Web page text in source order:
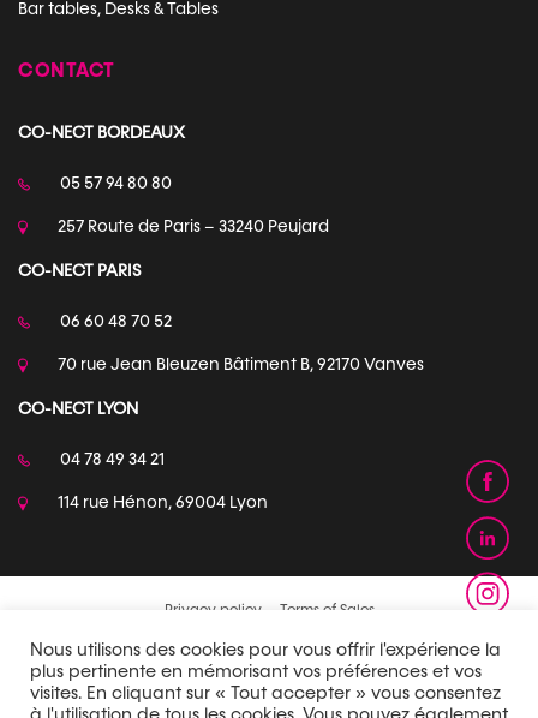
Bar tables, Desks & Tables
CONTACT
CO-NECT BORDEAUX
05 57 94 80 80
257 Route de Paris – 33240 Peujard
CO-NECT PARIS
06 60 48 70 52
70 rue Jean Bleuzen Bâtiment B, 92170 Vanves
CO-NECT LYON
04 78 49 34 21
114 rue Hénon, 69004 Lyon
Privacy policy Terms of Sales
Nous utilisons des cookies pour vous offrir l'expérience la
plus pertinente en mémorisant vos préférences et vos
visites. En cliquant sur « Tout accepter » vous consentez